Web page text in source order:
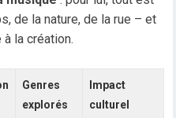
de la nature, de la rue – et
la création.
Genres
explorés
Impact
culturel